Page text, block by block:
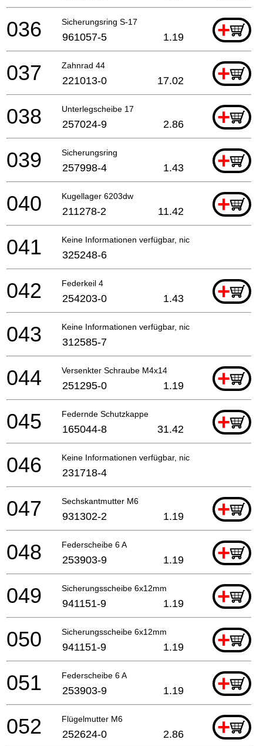
Sicherungsring S-17 +
036 961057-5 1.19
Zahnrad 44 +
037 221013-0 17.02
Unterlegscheibe 17 +
038 257024-9 2.86
Sicherungsring +
039 257998-4 1.43
Kugellager 6203dw +
040 211278-2 11.42
Keine Informationen verfügbar, nicht bestellbar
041 325248-6
Federkeil 4 +
042 254203-0 1.43
Keine Informationen verfügbar, nicht bestellbar
043 312585-7
Versenkter Schraube M4x14 +
044 251295-0 1.19
Federnde Schutzkappe +
045 165044-8 31.42
Keine Informationen verfügbar, nicht bestellbar
046 231718-4
Sechskantmutter M6 +
047 931302-2 1.19
Federscheibe 6 A +
048 253903-9 1.19
Sicherungsscheibe 6x12mm +
049 941151-9 1.19
Sicherungsscheibe 6x12mm +
050 941151-9 1.19
Federscheibe 6 A +
051 253903-9 1.19
Flügelmutter M6 +
052 252624-0 2.86